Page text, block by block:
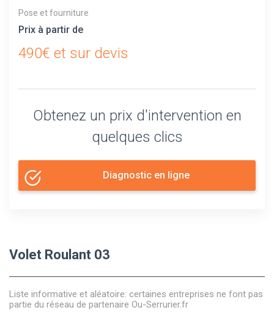
Pose et fourniture
Prix à partir de
490€ et sur devis
Obtenez un prix d'intervention en
quelques clics
Diagnostic en ligne
Volet Roulant 03
Liste informative et aléatoire: certaines entreprises ne font pas
partie du réseau de partenaire Ou-Serrurier.fr